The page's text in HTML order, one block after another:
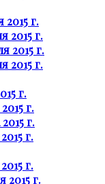
г.
2015 г.
2015 г.
2015 г.
г.
г.
г.
г.
г.
2015 г.